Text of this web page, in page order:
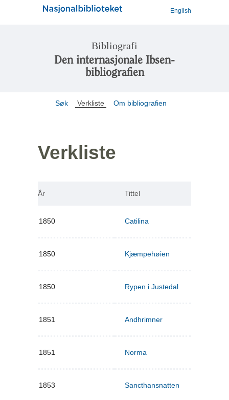
English
Bibliografi
Den internasjonale Ibsen-
bibliografien
Søk Verkliste Om bibliografien
Verkliste
År Tittel
1850 Catilina
1850 Kjæmpehøien
1850 Rypen i Justedal
1851 Andhrimner
1851 Norma
1853 Sancthansnatten